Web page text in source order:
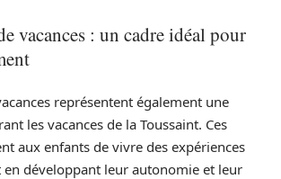
vacances : un cadre idéal pour
représentent également une
les vacances de la Toussaint. Ces
aux enfants de vivre des expériences
développant leur autonomie et leur